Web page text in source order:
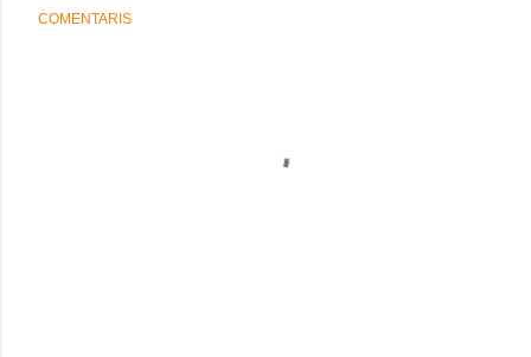
COMENTARIS